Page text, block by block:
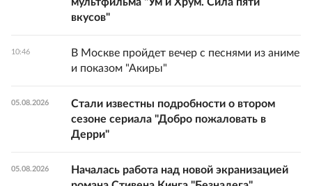
вкусов"
10:46
В Москве пройдет вечер с песнями из аниме
и показом "Акиры"
05.08.2026
Стали известны подробности о втором
сезоне сериала "Добро пожаловать в
Дерри"
05.08.2026
Началась работа над новой экранизацией